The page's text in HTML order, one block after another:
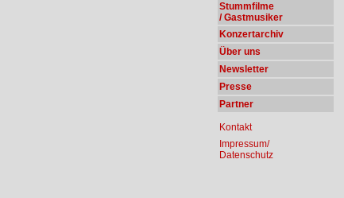
Stummfilme
/ Gastmusiker
Konzertarchiv
Über uns
Newsletter
Presse
Partner
Kontakt
Impressum/
Datenschutz